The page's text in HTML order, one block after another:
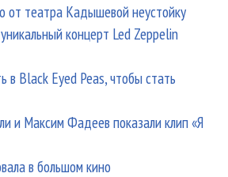
от театра Кадышевой неустойку
концерт Led Zeppelin
в Black Eyed Peas, чтобы стать
и Максим Фадеев показали клип «Я
в большом кино